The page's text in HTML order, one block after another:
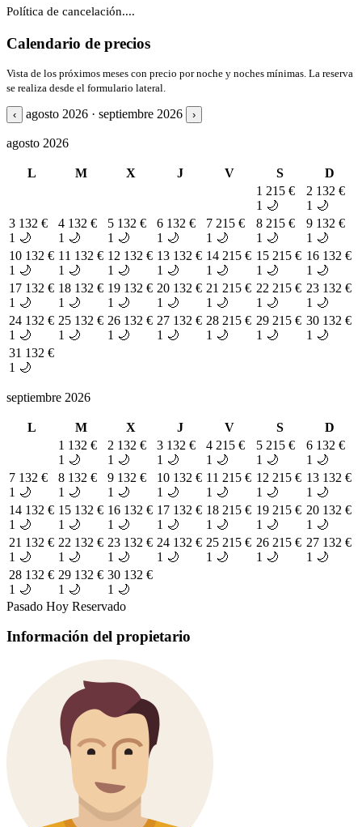
Política de cancelación....
Calendario de precios
Vista de los próximos meses con precio por noche y noches mínimas. La reserva
se realiza desde el formulario lateral.
‹ agosto 2026 · septiembre 2026 ›
agosto 2026
L M X J V S
D
1 215 €
1 🌙
2 132 €
1 🌙
3 132 €
1 🌙
4 132 €
1 🌙
5 132 €
1 🌙
6 132 €
1 🌙
7 215 €
1 🌙
8 215 €
1 🌙
9 132 €
1 🌙
10 132 €
1 🌙
11 132 €
1 🌙
12 132 €
1 🌙
13 132 €
1 🌙
14 215 €
1 🌙
15 215 €
1 🌙
16 132 €
1 🌙
17 132 €
1 🌙
18 132 €
1 🌙
19 132 €
1 🌙
20 132 €
1 🌙
21 215 €
1 🌙
22 215 €
1 🌙
23 132 €
1 🌙
24 132 €
1 🌙
25 132 €
1 🌙
26 132 €
1 🌙
27 132 €
1 🌙
28 215 €
1 🌙
29 215 €
1 🌙
30 132 €
1 🌙
31 132 €
1 🌙
septiembre 2026
L M X J V S
D
1 132 €
1 🌙
2 132 €
1 🌙
3 132 €
1 🌙
4 215 €
1 🌙
5 215 €
1 🌙
6 132 €
1 🌙
7 132 €
1 🌙
8 132 €
1 🌙
9 132 €
1 🌙
10 132 €
1 🌙
11 215 €
1 🌙
12 215 €
1 🌙
13 132 €
1 🌙
14 132 €
1 🌙
15 132 €
1 🌙
16 132 €
1 🌙
17 132 €
1 🌙
18 215 €
1 🌙
19 215 €
1 🌙
20 132 €
1 🌙
21 132 €
1 🌙
22 132 €
1 🌙
23 132 €
1 🌙
24 132 €
1 🌙
25 215 €
1 🌙
26 215 €
1 🌙
27 132 €
1 🌙
28 132 €
1 🌙
29 132 €
1 🌙
30 132 €
1 🌙
Pasado Hoy Reservado
Información del propietario